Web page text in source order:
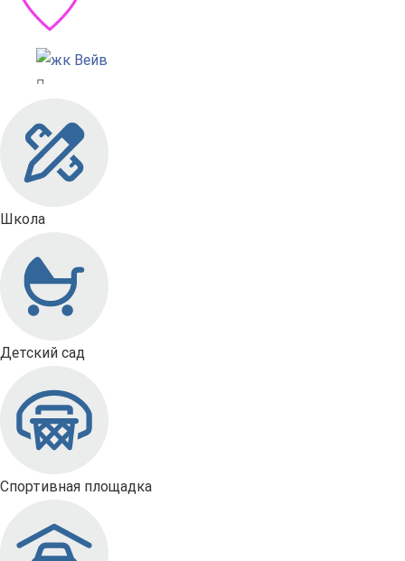
Школа
Детский сад
Спортивная площадка